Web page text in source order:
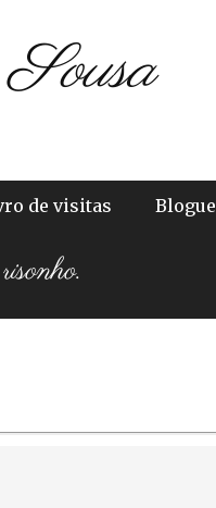
de visitas Blogue